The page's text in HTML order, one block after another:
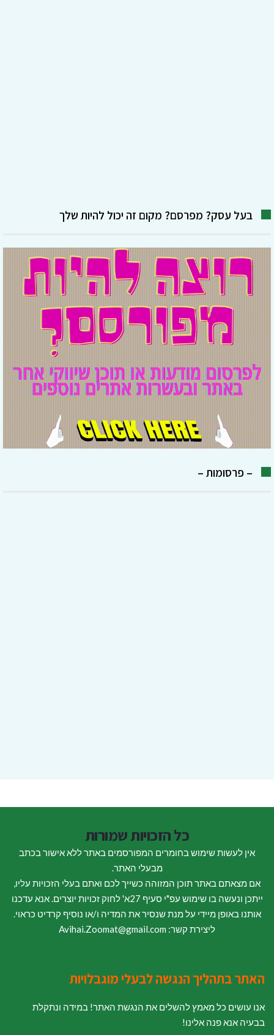
בעל עסק? מפרסם? מקום זה יכול להיות שלך
– פרסומות –
כל הזכויות שמורות
אין לעשות שימוש בחומרים המפורסמים באתר ללא אישור בכתב
מבעלי האתר.
אם מצאתם באתר תוכן המזוהה כשייך לכם ואתם בעלי הזכויות עליו,
ייתכן ונעשה בו שימוש עפ"י סעיף 27א' לחוק זכויות יוצרים. אנא עדכנו
אותנו באופן מיידי על מנת שנסיר את המדיה ו/או נוסיף קרדיט כראוי.
ליצירת קשר: Avihai.Zoomat@gmail.com
האתר בתהליך הנגשה לבעלי מוגבלויות
אנו עושים כל מאמץ להשלים את הנגשת האתר! במידה ונתקלת
בבעיה אנא פנה אלינו!